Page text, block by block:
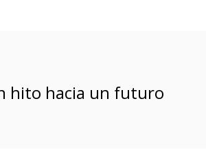
hito hacia un futuro